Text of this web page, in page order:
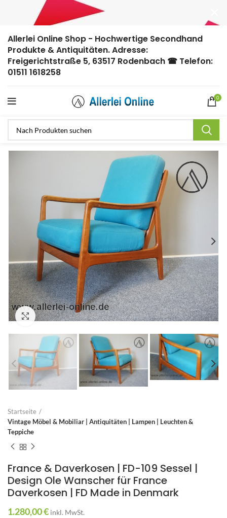
Allerlei Online Shop - Hochwertige Secondhand
Produkte & Antiquitäten. Adresse:
Freigerichtstraße 5, 63517 Rodenbach ☎ Telefon:
01511 1618258
0
Zum Vergrößern anklicken
Startseite
Vintage Möbel & Mobiliar | Antiquitäten | Lampen | Leuchten &
Teppiche
France & Daverkosen | FD-109 Sessel |
Design Ole Wanscher für France
Daverkosen | FD Made in Denmark
1.280,00€ inkl. MwSt.